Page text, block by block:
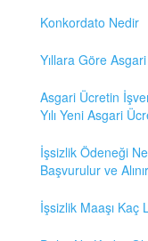
Konkordato Nedir
Yıllara Göre
Asgari Ücretin
Yılı Yeni Asgari
İşsizlik Ödeneği
Başvurulur ve
İşsizlik Maaşı Kaç